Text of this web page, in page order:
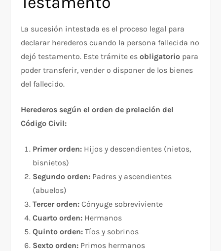
La sucesión intestada es el proceso legal para
declarar herederos cuando la persona fallecida no
dejó testamento. Este trámite esobligatorio para
poder transferir, vender o disponer de los bienes
del fallecido.
Herederos según el orden de prelación del
Código Civil:
Primer orden: Hijos y descendientes (nietos,
bisnietos)
Segundo orden: Padres y ascendientes
(abuelos)
Tercer orden: Cónyuge sobreviviente
Cuarto orden: Hermanos
Quinto orden: Tíos y sobrinos
Sexto orden: Primos hermanos